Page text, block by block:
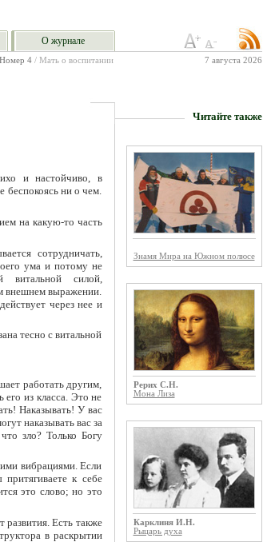
О журнале
7 августа 2026
Номер 4/ Мать о воспитании
и настойчиво, в
беспокоясь ни о чем.
на какую-то часть
сотрудничать,
ума и потому не
витальной силой,
внешнем выражении.
через нее и
тесно с витальной
работать другим,
из класса. Это не
Наказывать! У вас
наказывать вас за
зло? Только Богу
вибрациями. Если
к себе
это слово; но это
Есть также
в раскрытии
Читайте также
Знамя Мира на Южном полюсе
Рерих С.Н.
Мона Лиза
Карклиня И.Н.
Рыцарь духа